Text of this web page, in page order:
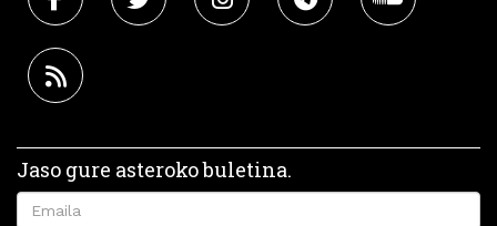
Jaso gure asteroko buletina.